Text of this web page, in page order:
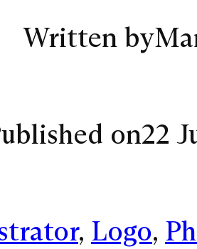
Written by
on22
, Logo,